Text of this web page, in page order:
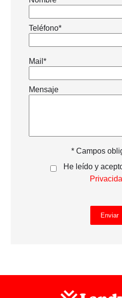
Teléfono*
Mail*
Mensaje
* Campos
He leído y
Enviar